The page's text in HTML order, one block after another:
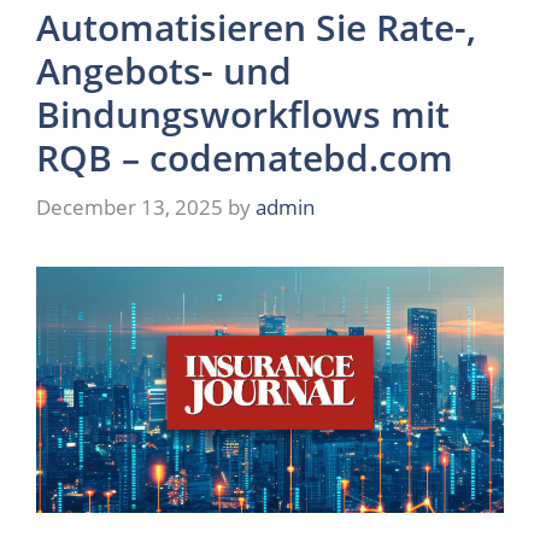
Automatisieren Sie Rate-,
Angebots- und
Bindungsworkflows mit
RQB – codematebd.com
December 13, 2025 byadmin